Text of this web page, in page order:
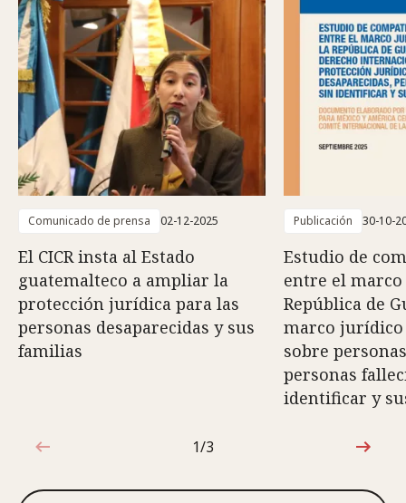
Comunicado de prensa 02-12-2025
El CICR insta al Estado
guatemalteco a ampliar la
protección jurídica para las
personas desaparecidas y sus
familias
Publicación 30-10-
Estudio de
entre el
República de
marco
sobre
personas
identificar y
1de3
1/3